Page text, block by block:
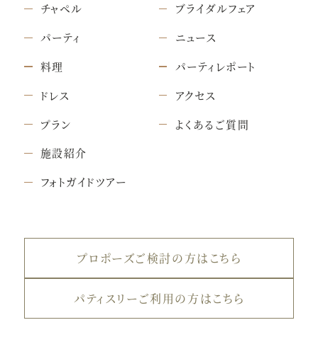
チャペル
パーティ
料理
ドレス
プラン
施設紹介
フォトガイドツアー
ブライダルフェア
ニュース
パーティレポート
アクセス
よくあるご質問
プロポーズご検討の方はこちら
パティスリーご利用の方はこちら